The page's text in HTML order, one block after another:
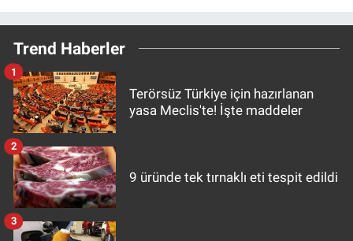
Trend Haberler
Terörsüz Türkiye için hazırlanan
yasa Meclis'te! İşte maddeler
1
9 üründe tek tırnaklı eti tespit edildi
2
3